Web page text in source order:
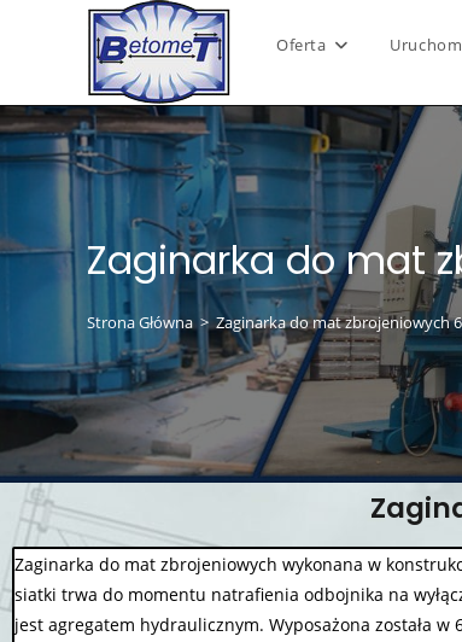
Oferta
Zaginarka do mat
Strona Główna > Zaginarka do mat zbrojeniowych
Zaginarka do mat zbrojeniowych wykonana w
siatki trwa do momentu natrafienia odbojnika na
jest agregatem hydraulicznym. Wyposażona została